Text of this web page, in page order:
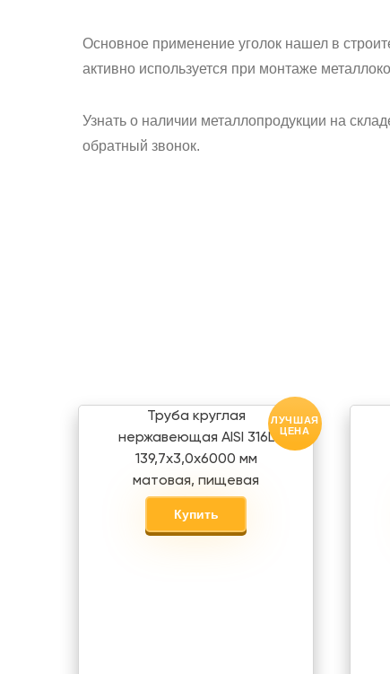
Основное применение уголок нашел в
активно используется при монтаже
Узнать о наличии металлопродукции на
обратный звонок.
Труба круглая
нержавеющая AISI 316L
139,7х3,0х6000 мм
матовая, пищевая
Купить
ЛУЧШАЯ
ЦЕНА